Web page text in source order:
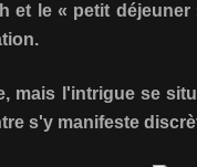
et le « petit
mais l'intrigue se
s'y manifeste